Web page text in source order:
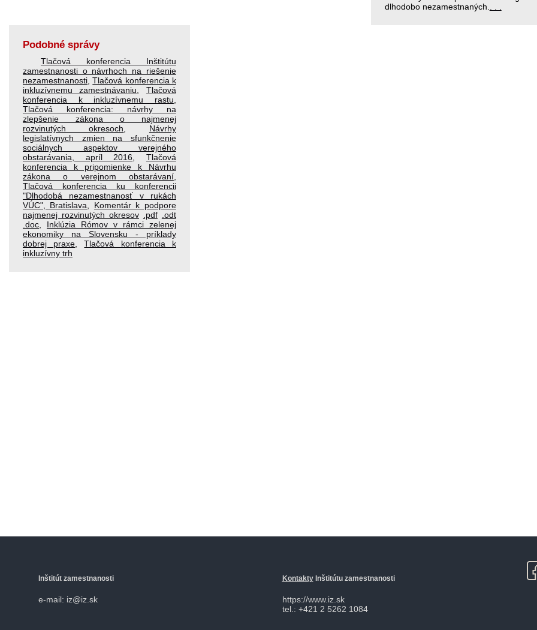
dlhodobo nezamestnaných.
Podobné správy
Tlačová konferencia Inštitútu
zamestnanosti o návrhoch na riešenie
nezamestnanosti ,Tlačová konferencia k
inkluzívnemu zamestnávaniu
Tlačová
konferencia k inkluzívnemu rastu
Tlačová konferencia: návrhy na
zlepšenie zákona o najmenej
rozvinutých okresoch
Návrhy
legislatívnych zmien na sfunkčnenie
sociálnych aspektov verejného
obstarávania, apríl 2016
Tlačová
konferencia k pripomienke k Návrhu
zákona o verejnom obstarávaní,
Tlačová konferencia ku konferencii
"Dlhodobá nezamestnanosť v rukách
VÚC", Bratislava
Komentár k podpore
najmenej rozvinutých okresov
.pdf
.odt
.doc
Inklúzia Rómov v rámci zelenej
ekonomiky na Slovensku - príklady
dobrej praxe ,Tlačová konferencia k
inkluzívny trh
Inštitút zamestnanosti
e-mail: iz@iz.sk
KontaktyInštitútu zamestnanosti
https://www.iz.sk
tel.: +421 2 5262 1084